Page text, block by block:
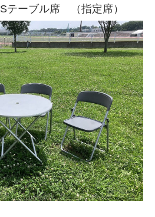
Sテーブル席 （指定席）